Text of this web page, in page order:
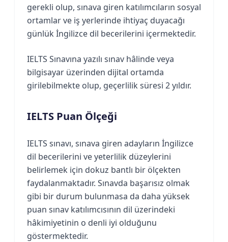
gerekli olup, sınava giren katılımcıların sosyal
ortamlar ve iş yerlerinde ihtiyaç duyacağı
günlük İngilizce dil becerilerini içermektedir.
IELTS Sınavına yazılı sınav hâlinde veya
bilgisayar üzerinden dijital ortamda
girilebilmekte olup, geçerlilik süresi 2 yıldır.
IELTS Puan Ölçeği
IELTS sınavı, sınava giren adayların İngilizce
dil becerilerini ve yeterlilik düzeylerini
belirlemek için dokuz bantlı bir ölçekten
faydalanmaktadır. Sınavda başarısız olmak
gibi bir durum bulunmasa da daha yüksek
puan sınav katılımcısının dil üzerindeki
hâkimiyetinin o denli iyi olduğunu
göstermektedir.